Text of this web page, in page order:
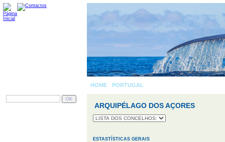
HOME PORTUGAL
ARQUIPÉLAGO DOS AÇORES
ESTASTÍSTICAS GERAIS